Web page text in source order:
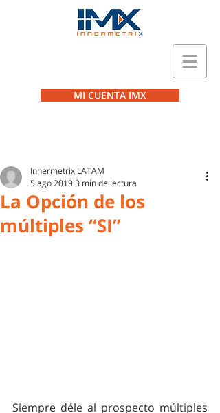
MI CUENTA IMX
La Opción de los
múltiples “SI”
Innermetrix LATAM
5 ago 20193 min de lectura
Siempre déle al prospecto múltiples